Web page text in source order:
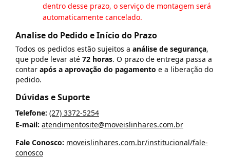
dentro desse prazo, o serviço de montagem será
automaticamente cancelado.
Analise do Pedido e Início do Prazo
Todos os pedidos estão sujeitos a análise de segurança,
que pode levar até 72 horas. O prazo de entrega passa a
contar após a aprovação do pagamento e a liberação do
pedido.
Dúvidas e Suporte
Telefone: (27) 3372-5254
E-mail: atendimentosite@moveislinhares.com.br
Fale Conosco: moveislinhares.com.br/institucional/fale-
conosco